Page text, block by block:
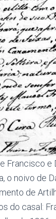
Francisco e
o noivo de
de
do casal: